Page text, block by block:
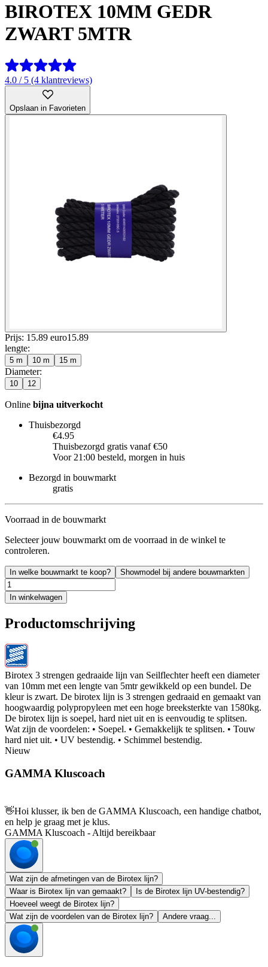
BIROTEX 10MM GEDR
ZWART 5MTR
4.0 / 5 (4 klantreviews)
Opslaan in Favorieten
Prijs: 15.89 euro15.89
lengte:
5 m 10 m 15 m
Diameter:
10 12
Online bijna uitverkocht
Thuisbezorgd
€4.95
Thuisbezorgd gratis vanaf €50
Voor 21:00 besteld, morgen in huis
Bezorgd in bouwmarkt
gratis
Voorraad in de bouwmarkt
Selecteer jouw bouwmarkt om de voorraad in de winkel te
controleren.
In welke bouwmarkt te koop? Showmodel bij andere bouwmarkten
In winkelwagen
Productomschrijving
Birotex 3 strengen gedraaide lijn van Seilflechter heeft een diameter
van 10mm met een lengte van 5mtr gewikkeld op een bundel. De
kleur is zwart. De birotex lijn is 3 strengen gedraaid en gemaakt van
hoogwaardig polypropyleen met een hoge breeksterkte van 1580kg.
De birotex lijn is soepel, hard niet uit en is eenvoudig te splitsen.
Wat zijn de voordelen: • Soepel. • Gemakkelijk te splitsen. • Touw
hard niet uit. • UV bestendig. • Schimmel bestendig.
Nieuw
GAMMA Kluscoach
👋Hoi klusser, ik ben de GAMMA Kluscoach, een handige chatbot,
en help je graag met je klus.
GAMMA Kluscoach - Altijd bereikbaar
Wat zijn de afmetingen van de Birotex lijn?
Waar is Birotex lijn van gemaakt?
Is de Birotex lijn UV-bestendig?
Hoeveel weegt de Birotex lijn?
Wat zijn de voordelen van de Birotex lijn?
Andere vraag...